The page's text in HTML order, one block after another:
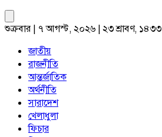
শুক্রবার | ৭ আগস্ট, ২০২৬ | ২৩ শ্রাবণ, ১৪৩৩
জাতীয়
রাজনীতি
আন্তর্জাতিক
অর্থনীতি
সারাদেশ
খেলাধুলা
ফিচার